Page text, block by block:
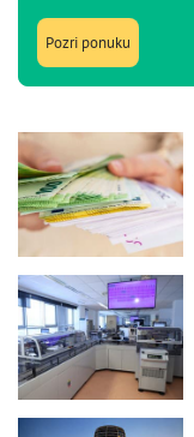
Pozri ponuku